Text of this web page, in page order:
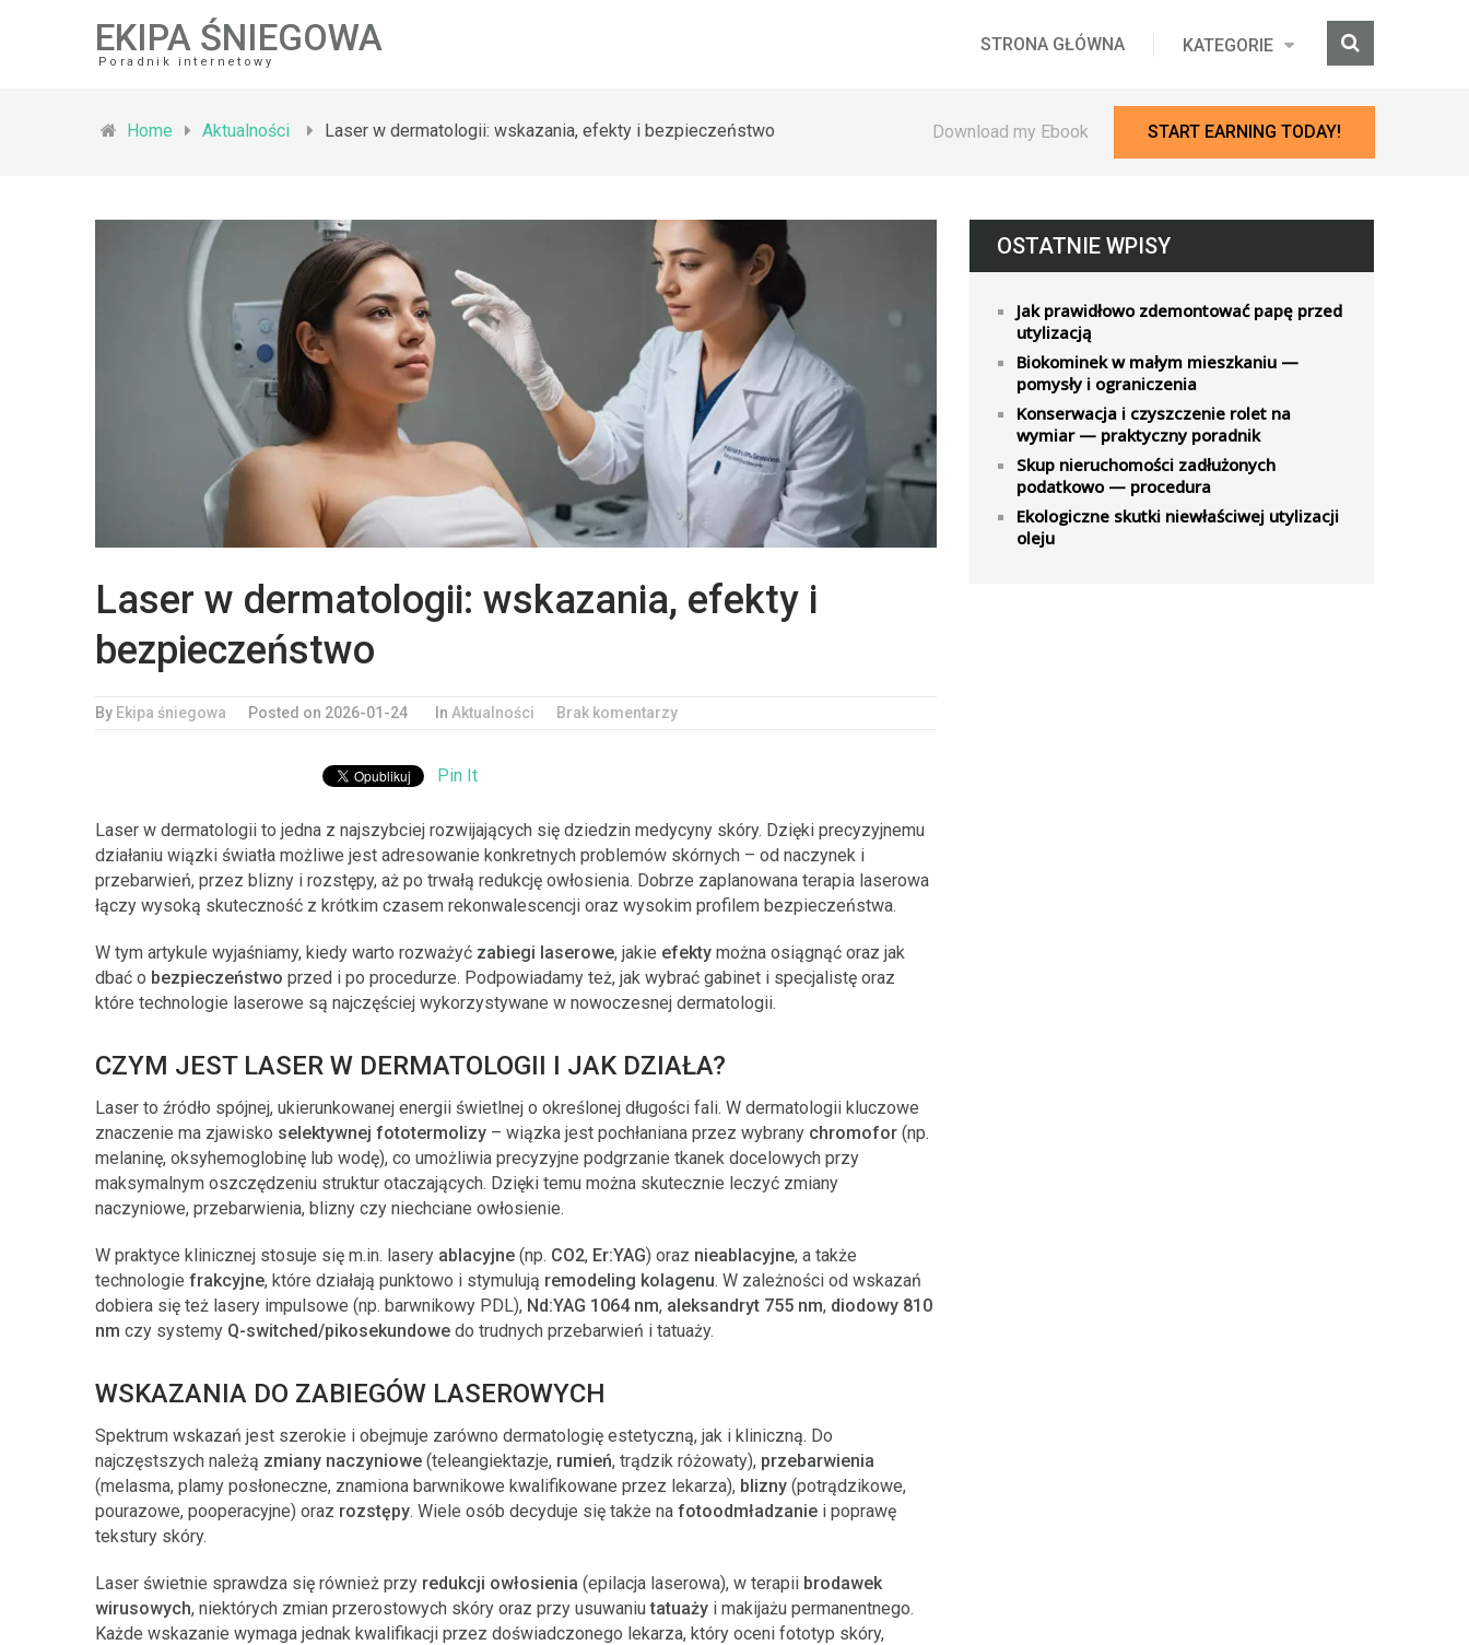
EKIPA ŚNIEGOWA
Poradnik internetowy
STRONA GŁÓWNA KATEGORIE
Home Aktualności Laser w dermatologii: wskazania, efekty i bezpieczeństwo Download my Ebook START EARNING TODAY!
Laser w dermatologii: wskazania, efekty i
bezpieczeństwo
By Ekipa śniegowa Posted on 2026-01-24 In Aktualności Brak komentarzy
Pin It
Laser w dermatologii to jedna z najszybciej rozwijających się dziedzin medycyny skóry. Dzięki precyzyjnemu
działaniu wiązki światła możliwe jest adresowanie konkretnych problemów skórnych – od naczynek i
przebarwień, przez blizny i rozstępy, aż po trwałą redukcję owłosienia. Dobrze zaplanowana terapia laserowa
łączy wysoką skuteczność z krótkim czasem rekonwalescencji oraz wysokim profilem bezpieczeństwa.
W tym artykule wyjaśniamy, kiedy warto rozważyć zabiegi laserowe, jakie efekty można osiągnąć oraz jak
dbać o bezpieczeństwo przed i po procedurze. Podpowiadamy też, jak wybrać gabinet i specjalistę oraz
które technologie laserowe są najczęściej wykorzystywane w nowoczesnej dermatologii.
CZYM JEST LASER W DERMATOLOGII I JAK DZIAŁA?
Laser to źródło spójnej, ukierunkowanej energii świetlnej o określonej długości fali. W dermatologii kluczowe
znaczenie ma zjawisko selektywnej fototermolizy – wiązka jest pochłaniana przez wybrany chromofor (np.
melaninę, oksyhemoglobinę lub wodę), co umożliwia precyzyjne podgrzanie tkanek docelowych przy
maksymalnym oszczędzeniu struktur otaczających. Dzięki temu można skutecznie leczyć zmiany
naczyniowe, przebarwienia, blizny czy niechciane owłosienie.
W praktyce klinicznej stosuje się m.in. lasery ablacyjne (np. CO2, Er:YAG) oraz nieablacyjne, a także
technologie frakcyjne, które działają punktowo i stymulują remodeling kolagenu. W zależności od wskazań
dobiera się też lasery impulsowe (np. barwnikowy PDL), Nd:YAG 1064 nm, aleksandryt 755 nm, diodowy 810
nm czy systemy Q-switched/pikosekundowe do trudnych przebarwień i tatuaży.
WSKAZANIA DO ZABIEGÓW LASEROWYCH
Spektrum wskazań jest szerokie i obejmuje zarówno dermatologię estetyczną, jak i kliniczną. Do
najczęstszych należą zmiany naczyniowe (teleangiektazje, rumień, trądzik różowaty), przebarwienia
(melasma, plamy posłoneczne, znamiona barwnikowe kwalifikowane przez lekarza), blizny (potrądzikowe,
pourazowe, pooperacyjne) oraz rozstępy. Wiele osób decyduje się także na fotoodmładzanie i poprawę
tekstury skóry.
Laser świetnie sprawdza się również przy redukcji owłosienia (epilacja laserowa), w terapii brodawek
wirusowych, niektórych zmian przerostowych skóry oraz przy usuwaniutatuaży i makijażu permanentnego.
Każde wskazanie wymaga jednak kwalifikacji przez doświadczonego lekarza, który oceni fototyp skóry,
OSTATNIE WPISY
Jak prawidłowo zdemontować papę przed
utylizacją
Biokominek w małym mieszkaniu —
pomysły i ograniczenia
Konserwacja i czyszczenie rolet na
wymiar — praktyczny poradnik
Skup nieruchomości zadłużonych
podatkowo — procedura
Ekologiczne skutki niewłaściwej utylizacji
oleju